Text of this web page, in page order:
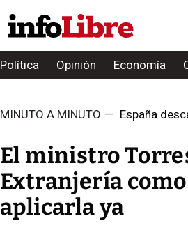
Política Opinión Economía
MINUTO A MINUTO — España
El ministro
Extranjería como
aplicarla ya